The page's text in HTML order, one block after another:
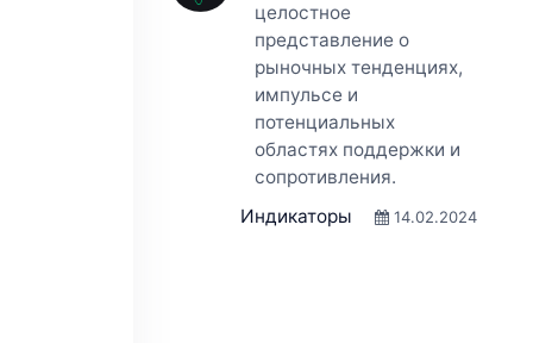
целостное
представление о
рыночных тенденциях,
импульсе и
потенциальных
областях поддержки и
сопротивления.
Индикаторы
14.02.2024